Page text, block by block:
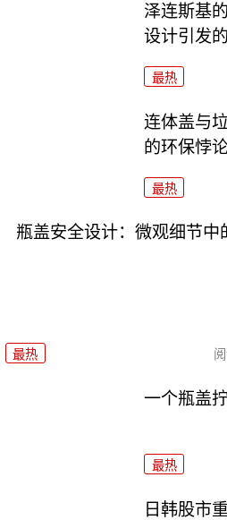
泽连斯基
设计引发
最热
连体盖与
的环保悖
最热
瓶盖安全设计：微观细节中
最热
一个瓶盖
最热
日韩股市